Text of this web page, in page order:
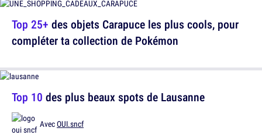
Top 25+ des objets Carapuce les plus cools, pour
compléter ta collection de Pokémon
Top 10 des plus beaux spots de Lausanne
AvecOUI.sncf